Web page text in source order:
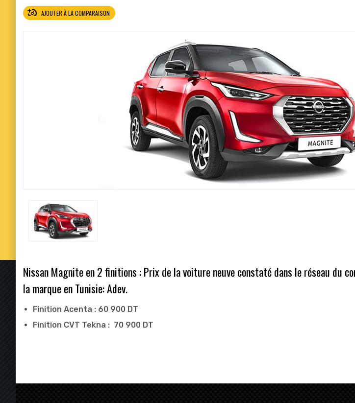
AJOUTER À LA COMPARAISON
Nissan Magnite en 2 finitions : Prix de la voiture neuve constaté dans le réseau du
la marque en Tunisie: Adev.
Finition Acenta : 60 900 DT
Finition CVT Tekna : 70 900 DT